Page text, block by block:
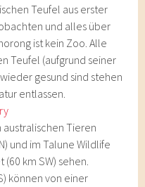
Teufel aus erster
und alles über
ist kein Zoo. Alle
Teufel (aufgrund seiner
gesund sind stehen
entlassen.
Tieren
und im Talune Wildlife
(60 km SW) sehen.
können von einer